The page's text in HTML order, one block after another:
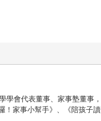
學會代表董事、家事塾董
家事小幫手》、《陪孩子